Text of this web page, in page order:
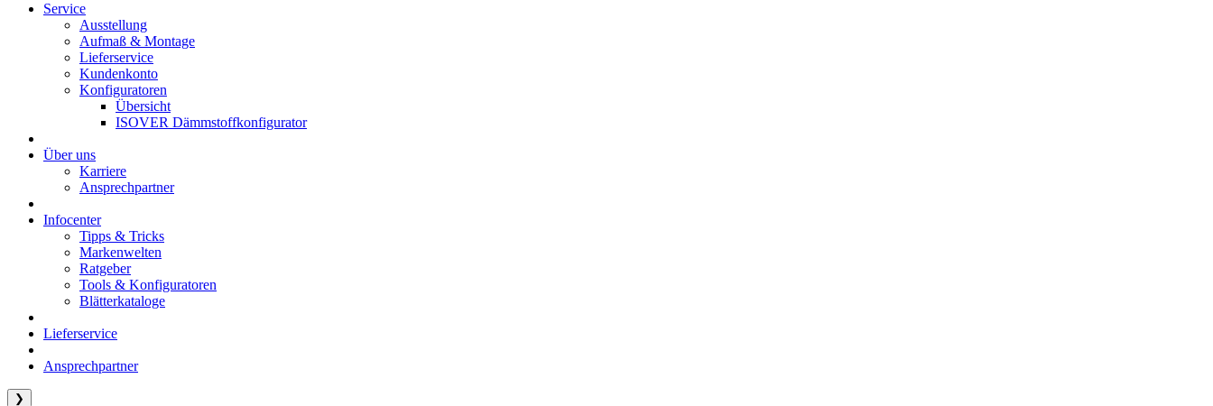
Service
Ausstellung
Aufmaß & Montage
Lieferservice
Kundenkonto
Konfiguratoren
Übersicht
ISOVER Dämmstoffkonfigurator
Über uns
Karriere
Ansprechpartner
Infocenter
Tipps & Tricks
Markenwelten
Ratgeber
Tools & Konfiguratoren
Blätterkataloge
Lieferservice
Ansprechpartner
❯